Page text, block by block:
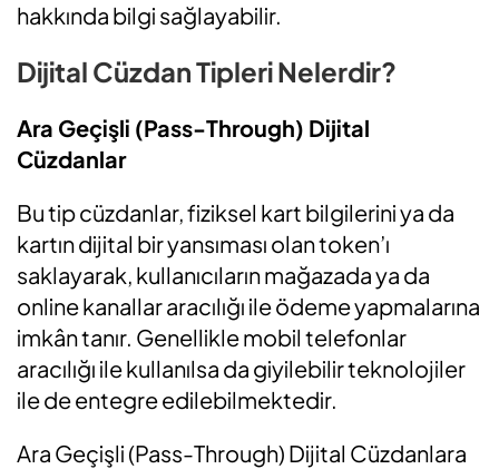
hakkında bilgi sağlayabilir.
Dijital Cüzdan Tipleri Nelerdir?
Ara Geçişli (Pass-Through) Dijital
Cüzdanlar
Bu tip cüzdanlar, fiziksel kart bilgilerini ya da
kartın dijital bir yansıması olan token’ı
saklayarak, kullanıcıların mağazada ya da
online kanallar aracılığı ile ödeme yapmalarına
imkân tanır. Genellikle mobil telefonlar
aracılığı ile kullanılsa da giyilebilir teknolojiler
ile de entegre edilebilmektedir.
Ara Geçişli (Pass-Through) Dijital Cüzdanlara